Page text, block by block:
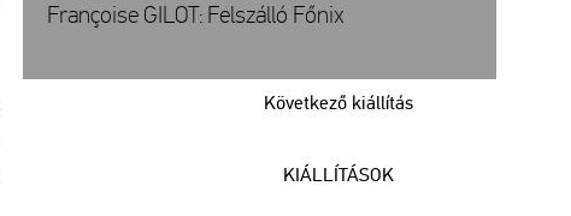
Következő kiállítás
Françoise GILOT: Felszálló Főnix
KIÁLLÍTÁSOK